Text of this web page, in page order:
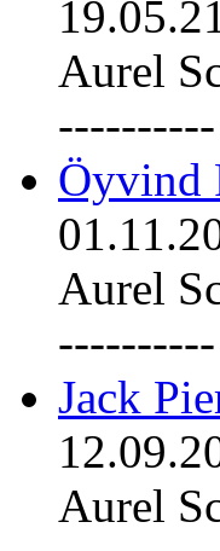
19.05.21
Aurel
----------
Öyvind
Aurel
----------
Jack
Aurel